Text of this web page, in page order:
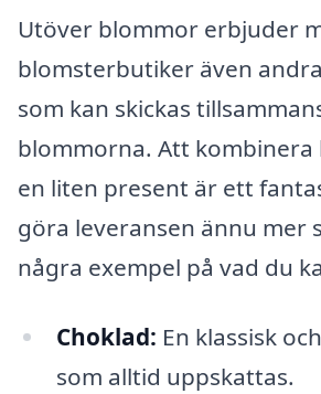
Utöver blommor erbjuder
blomsterbutiker även
som kan skickas
blommorna. Att kombinera
en liten present är ett
göra leveransen ännu mer
några exempel på vad du
Choklad: En klassisk
som alltid uppskattas.